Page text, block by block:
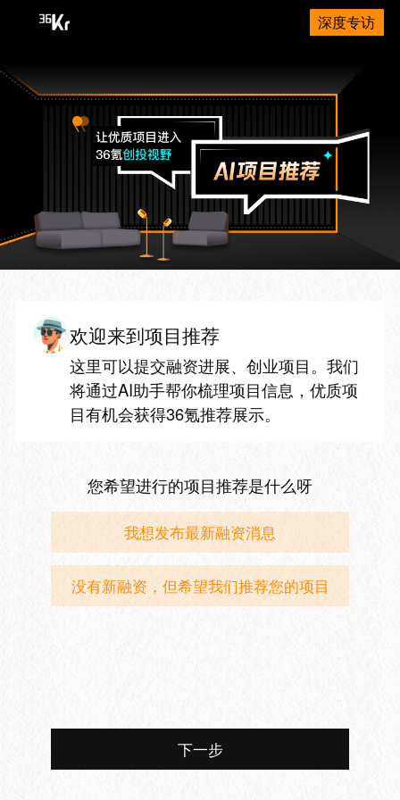
深度专访
欢迎来到项目推荐
这里可以提交融资进展、创业项目。我们
将通过AI助手帮你梳理项目信息，优质项
目有机会获得36氪推荐展示。
您希望进行的项目推荐是什么呀
我想发布最新融资消息
没有新融资，但希望我们推荐您的项目
下一步